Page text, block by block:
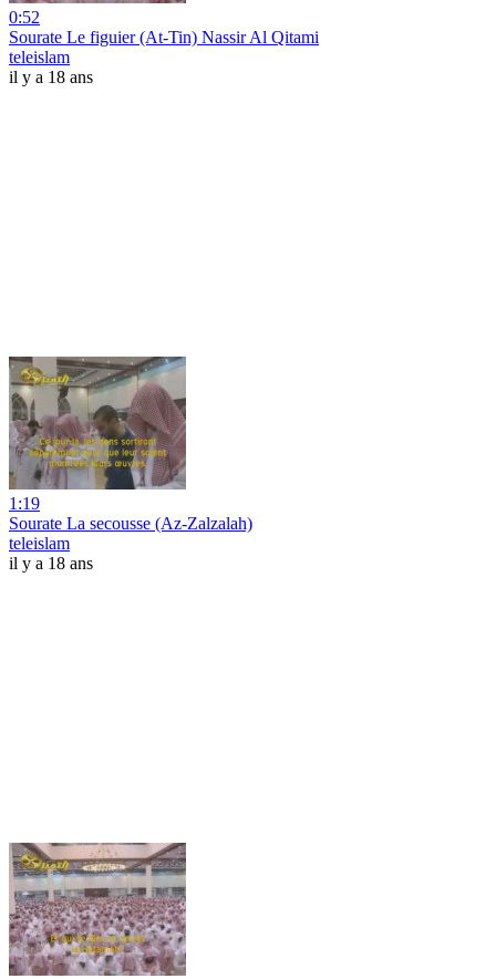
0:52
Sourate Le figuier (At-Tin) Nassir Al Qitami
teleislam
il y a 18 ans
1:19
Sourate La secousse (Az-Zalzalah)
teleislam
il y a 18 ans